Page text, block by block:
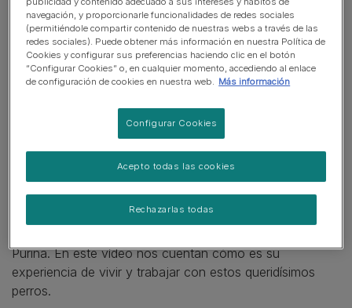
Purina. En este vídeo nos cuentan cómo es su
experiencia de vivir y trabajar con estos queridísimos
perros.
navegación, y proporcionarle funcionalidades de redes sociales
(permitiéndole compartir contenido de nuestras webs a través de las
redes sociales). Puede obtener más información en nuestra Política de
Cookies y configurar sus preferencias haciendo clic en el botón
“Configurar Cookies” o, en cualquier momento, accediendo al enlace
de configuración de cookies en nuestra web. Más información
Configurar Cookies
Rechazarlas todas
Acepto todas las cookies